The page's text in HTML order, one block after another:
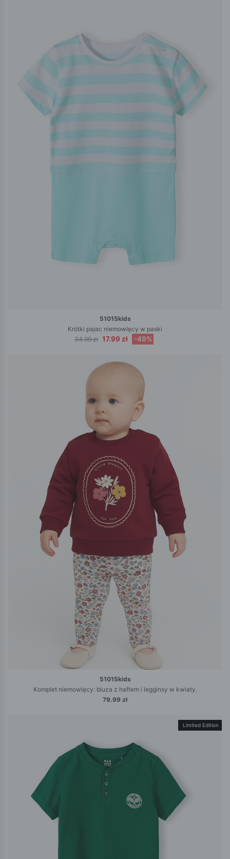
51015kids
Krótki pajac niemowlęcy w paski
34.99 zł 17.99 zł -49%
51015kids
Komplet niemowlęcy: bluza z haftem i legginsy w kwiaty.
79.99 zł
Limited Edition